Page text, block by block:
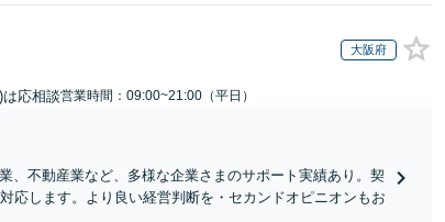
大阪府
応相談営業時間：09:00~21:00（平日）
、不動産業など、多様な企業さまのサポート実績あり。契
応します。より良い経営判断を・セカンドオピニオンもお